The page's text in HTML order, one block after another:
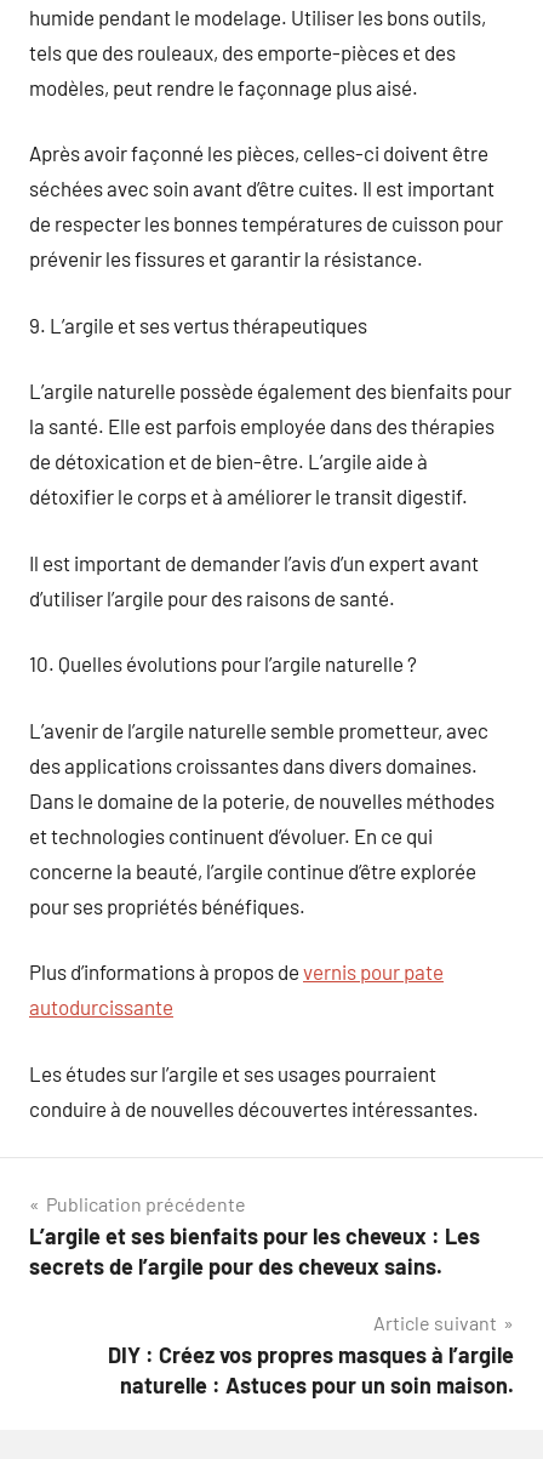
humide pendant le modelage. Utiliser les bons outils,
tels que des rouleaux, des emporte-pièces et des
modèles, peut rendre le façonnage plus aisé.
Après avoir façonné les pièces, celles-ci doivent être
séchées avec soin avant d’être cuites. Il est important
de respecter les bonnes températures de cuisson pour
prévenir les fissures et garantir la résistance.
9. L’argile et ses vertus thérapeutiques
L’argile naturelle possède également des bienfaits pour
la santé. Elle est parfois employée dans des thérapies
de détoxication et de bien-être. L’argile aide à
détoxifier le corps et à améliorer le transit digestif.
Il est important de demander l’avis d’un expert avant
d’utiliser l’argile pour des raisons de santé.
10. Quelles évolutions pour l’argile naturelle ?
L’avenir de l’argile naturelle semble prometteur, avec
des applications croissantes dans divers domaines.
Dans le domaine de la poterie, de nouvelles méthodes
et technologies continuent d’évoluer. En ce qui
concerne la beauté, l’argile continue d’être explorée
pour ses propriétés bénéfiques.
Plus d’informations à propos de vernis pour pate
autodurcissante
Les études sur l’argile et ses usages pourraient
conduire à de nouvelles découvertes intéressantes.
Navigation
de
Publication précédente
L’argile et ses bienfaits pour les cheveux : Les
secrets de l’argile pour des cheveux sains.
Article suivant
DIY : Créez vos propres masques à l’argile
naturelle : Astuces pour un soin maison.